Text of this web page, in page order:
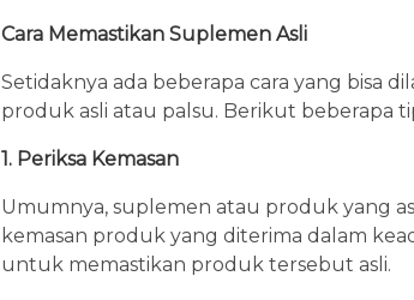
Cara Memastikan Suplemen Asli
Setidaknya ada beberapa cara yang bisa
produk asli atau palsu. Berikut beberapa
1. Periksa Kemasan
Umumnya, suplemen atau produk yang
kemasan produk yang diterima dalam
untuk memastikan produk tersebut asli.